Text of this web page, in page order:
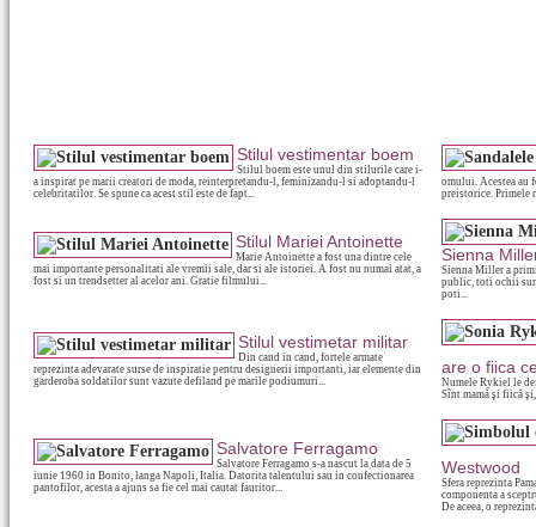
Stilul vestimentar boem
Stilul boem este unul din stilurile care i-
a inspirat pe marii creatori de moda, reinterpretandu-l, feminizandu-l si adoptandu-l
celebritatilor. Se spune ca acest stil este de fapt...
omului. Acestea au
preistorice. Primele
Stilul Mariei Antoinette
Marie Antoinette a fost una dintre cele
mai importante personalitati ale vremii sale, dar si ale istoriei. A fost nu numai atat, a
fost si un trendsetter al acelor ani. Gratie filmului...
Sienna
Sienna Miller a
public, toti ochii
poti...
Stilul vestimetar militar
Din cand in cand, fortele armate
reprezinta adevarate surse de inspiratie pentru designerii importanti, iar elemente din
garderoba soldatilor sunt vazute defiland pe marile podiumuri...
are o fiica
Numele Rykiel le
Sînt mamă şi fiică
Salvatore Ferragamo
Salvatore Ferragamo s-a nascut la data de 5
iunie 1960 in Bonito, langa Napoli, Italia. Datorita talentului sau in confectionarea
pantofilor, acesta a ajuns sa fie cel mai cautat fauritor...
Westwood
Sfera reprezinta
componenta a
De aceea, o